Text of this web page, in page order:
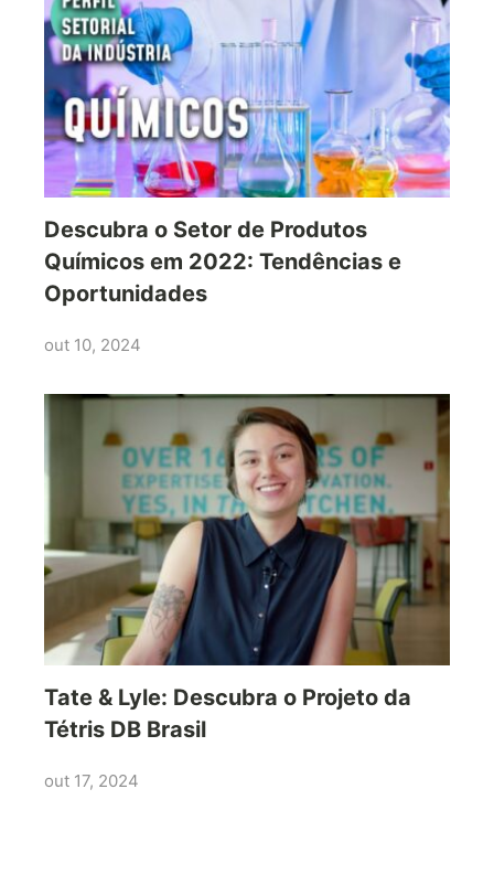
Descubra o Setor de Produtos
Químicos em 2022: Tendências e
Oportunidades
out 10, 2024
Tate & Lyle: Descubra o Projeto da
Tétris DB Brasil
out 17, 2024